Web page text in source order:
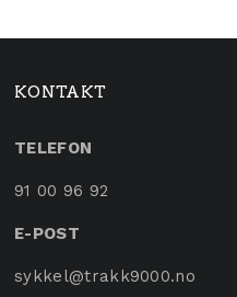
KONTAKT
TELEFON
91 00 96 92
E-POST
sykkel@trakk9000.no